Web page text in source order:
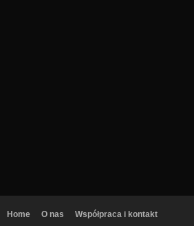
Home O nas Współpraca i kontakt